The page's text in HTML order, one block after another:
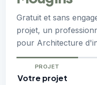
Gratuit et sans
projet, un
pour Architecture
PROJET
Votre projet